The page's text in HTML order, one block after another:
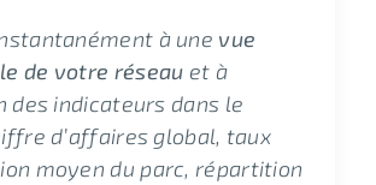
à une vue
de votre réseau et à
des indicateurs dans le
d’affaires global, taux
moyen du parc, répartition